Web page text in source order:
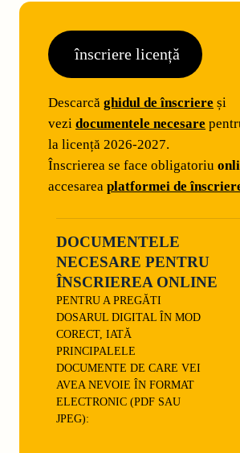
înscrierelicență
Descarcă ghidul de înscriere și
vezi documentele necesare
la licență 2026-2027.
Înscrierea se face obligatoriu
accesarea platformei de
DOCUMENTELE
NECESARE PENTRU
ÎNSCRIEREA ONLINE
PENTRU A PREGĂTI
DOSARUL DIGITAL ÎN MOD
CORECT, IATĂ
PRINCIPALELE
DOCUMENTE DE CARE VEI
AVEA NEVOIE ÎN FORMAT
ELECTRONIC (PDF SAU
JPEG):